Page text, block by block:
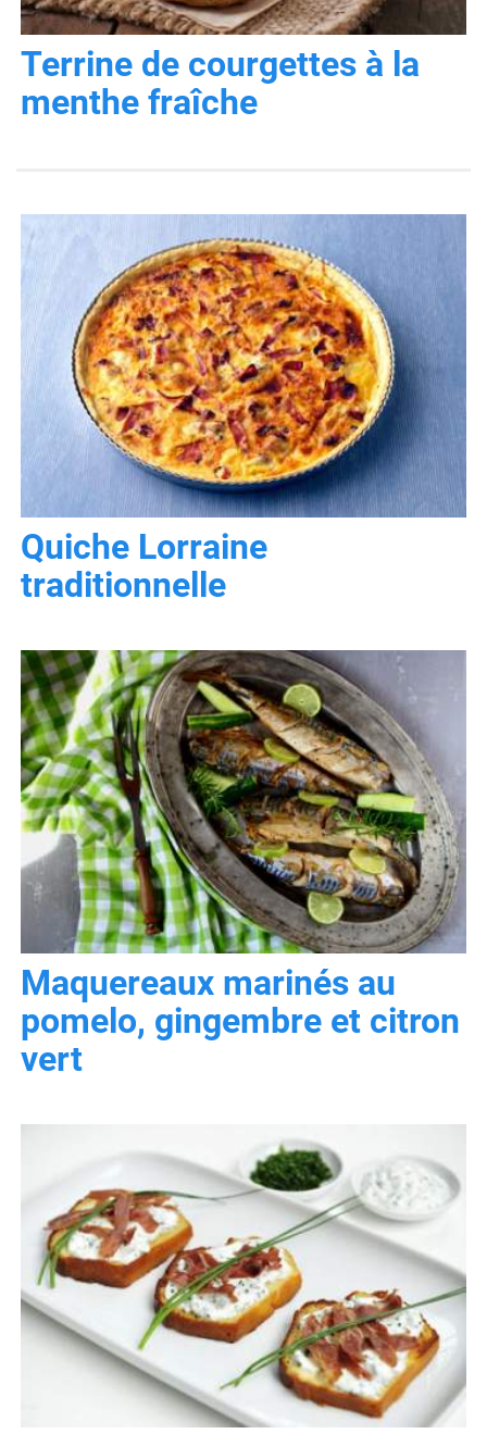
Terrine de courgettes à la
menthe fraîche
Quiche Lorraine
traditionnelle
Maquereaux marinés au
pomelo, gingembre et citron
vert